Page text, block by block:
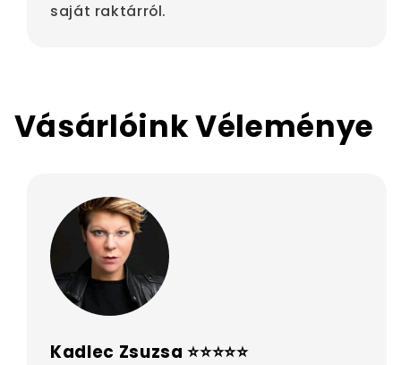
saját raktárról.
Vásárlóink Véleménye
Kadlec Zsuzsa ⭐⭐⭐⭐⭐